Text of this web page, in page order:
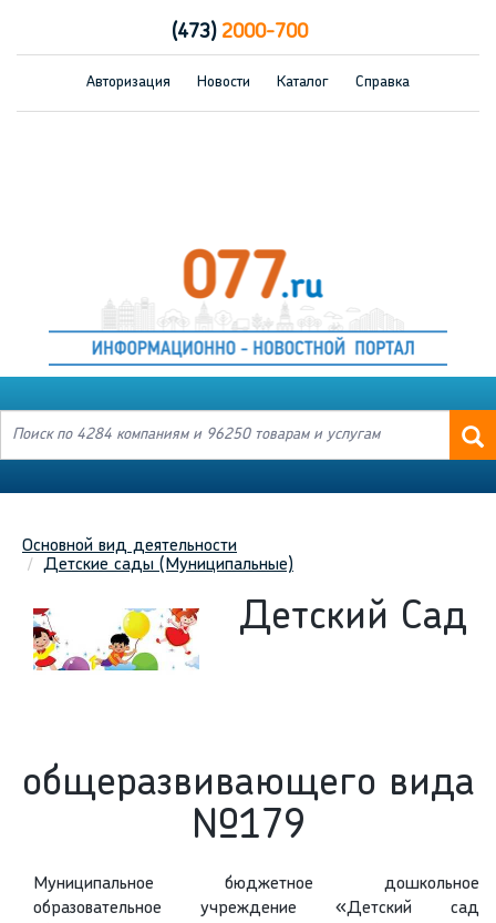
(473)2000-700
Авторизация Новости Каталог Справка
Основной вид деятельности
Детские сады (Муниципальные)
Детский Сад
общеразвивающего вида
№179
Муниципальное бюджетное дошкольное
образовательное учреждение «Детский сад